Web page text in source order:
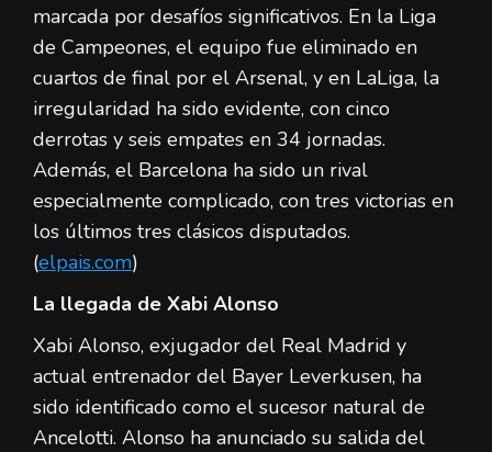
marcada por desafíos significativos. En la Liga
de Campeones, el equipo fue eliminado en
cuartos de final por el Arsenal, y en LaLiga, la
irregularidad ha sido evidente, con cinco
derrotas y seis empates en 34 jornadas.
Además, el Barcelona ha sido un rival
especialmente complicado, con tres victorias en
los últimos tres clásicos disputados.
(elpais.com)
La llegada de Xabi Alonso
Xabi Alonso, exjugador del Real Madrid y
actual entrenador del Bayer Leverkusen, ha
sido identificado como el sucesor natural de
Ancelotti. Alonso ha anunciado su salida del